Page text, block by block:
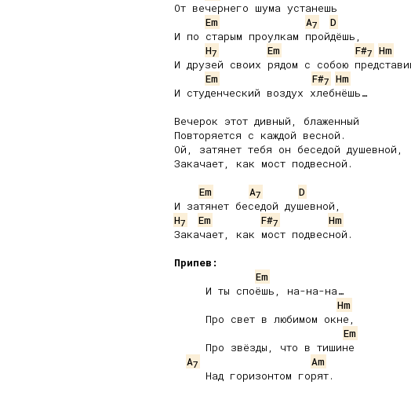
От вечернего шума устанешь
Em
A7
D
И по старым проулкам пройдёшь,
H7 Em F#7 Hm
И друзей своих рядом с собою
Em
F#7 Hm
И студенческий воздух хлебнёшь…
Вечерок этот дивный, блаженный
Повторяется с каждой весной.
Ой, затянет тебя он беседой душевной,
Закачает, как мост подвесной.
Em
A7
D
H7 Em F#7
Hm
Закачает, как мост подвесной.
Припев:
Em
     И ты споёшь, на-на-на…
Hm
     Про свет в любимом окне,
Em
     Про звёзды, что в тишине
A7
Am
     Над горизонтом горят.